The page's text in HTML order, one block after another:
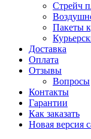
Стрейч
Пакеты
Доставка
Оплата
Отзывы
Вопросы
Контакты
Гарантии
Как заказать
Новая версия